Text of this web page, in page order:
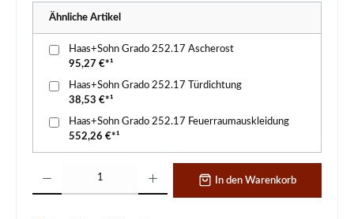
Ähnliche Artikel
Haas+Sohn Grado 252.17 Ascherost
95,27 €*¹
Haas+Sohn Grado 252.17 Türdichtung
38,53 €*¹
Haas+Sohn Grado 252.17 Feuerraumauskleidung
552,26 €*¹
In den Warenkorb